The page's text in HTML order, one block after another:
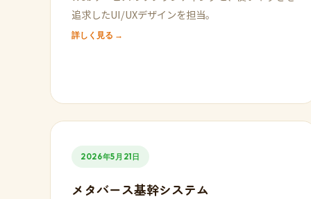
追求したUI/UXデザインを担当。
詳しく見る →
2026年5月21日
メタバース基幹システム